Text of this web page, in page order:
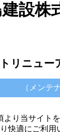
建設
リニュー
（メンテ
より当サイト
快適にご利用